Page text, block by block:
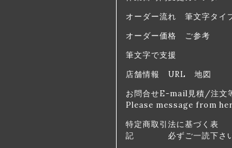
オーダー流れ 筆文字タイ
オーダー価格 ご参考
筆文字で支援
店舗情報 URL 地図
お問合せE-mail見積/注文
Please message from
特定商取引法に基づく表
記 必ずご一読下さ